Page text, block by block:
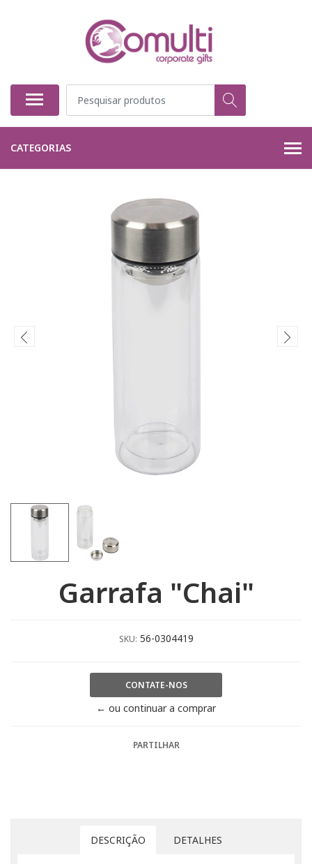
CATEGORIAS
Garrafa "Chai"
SKU: 56-0304419
CONTATE-NOS
← ou continuar a comprar
PARTILHAR
DESCRIÇÃO DETALHES